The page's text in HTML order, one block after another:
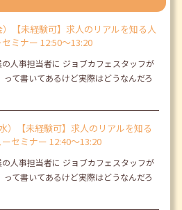
）【未経験可】求人のリアルを知る人
ミナー 12:50～13:20
人事担当者に ジョブカフェスタッフが
て書いてあるけど実際はどうなんだろ
）【未経験可】求人のリアルを知る
セミナー 12:40～13:20
人事担当者に ジョブカフェスタッフが
て書いてあるけど実際はどうなんだろ